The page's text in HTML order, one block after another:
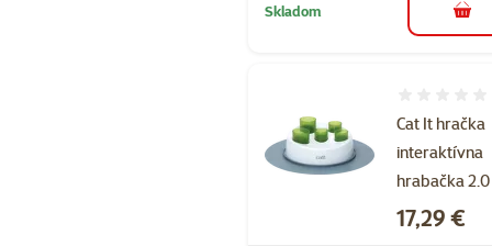
Skladom do
Cat It hračka
interaktívna
hrabačka 2.0
Cena
17,29 €